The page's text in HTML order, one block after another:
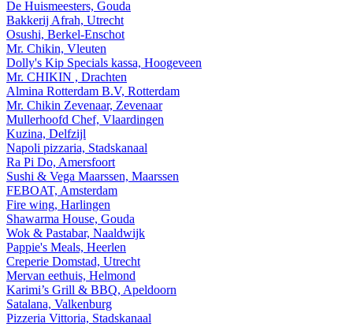
De Huismeesters, Gouda
Bakkerij Afrah, Utrecht
Osushi, Berkel-Enschot
Mr. Chikin, Vleuten
Dolly's Kip Specials kassa, Hoogeveen
Mr. CHIKIN , Drachten
Almina Rotterdam B.V, Rotterdam
Mr. Chikin Zevenaar, Zevenaar
Mullerhoofd Chef, Vlaardingen
Kuzina, Delfzijl
Napoli pizzaria, Stadskanaal
Ra Pi Do, Amersfoort
Sushi & Vega Maarssen, Maarssen
FEBOAT, Amsterdam
Fire wing, Harlingen
Shawarma House, Gouda
Wok & Pastabar, Naaldwijk
Pappie's Meals, Heerlen
Creperie Domstad, Utrecht
Mervan eethuis, Helmond
Karimi’s Grill & BBQ, Apeldoorn
Satalana, Valkenburg
Pizzeria Vittoria, Stadskanaal